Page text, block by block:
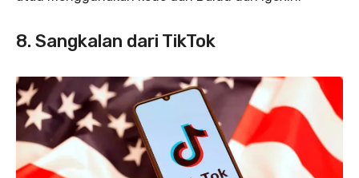
8. Sangkalan dari TikTok